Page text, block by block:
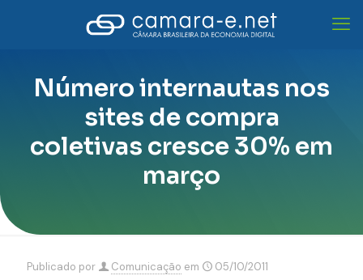
Número internautas nos
sites de compra
coletivas cresce 30% em
março
Publicado por Comunicação em 05/10/2011